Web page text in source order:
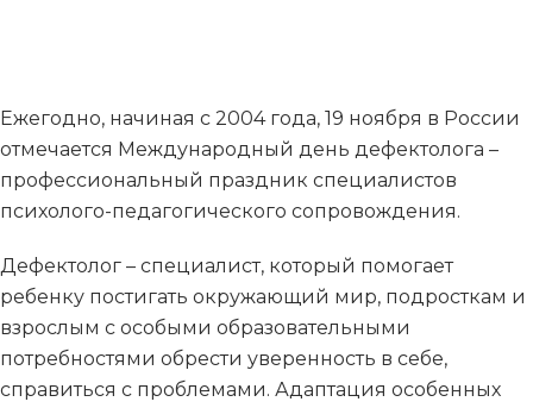
Ежегодно, начиная с 2004 года, 19 ноября в России
отмечается Международный день дефектолога –
профессиональный праздник специалистов
психолого-педагогического сопровождения.
Дефектолог – специалист, который помогает
ребенку постигать окружающий мир, подросткам и
взрослым с особыми образовательными
потребностями обрести уверенность в себе,
справиться с проблемами. Адаптация особенных